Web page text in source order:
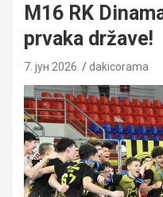
M16 RK
prvaka države!
7. јун 2026. dakicorama